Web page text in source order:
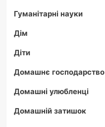
Гуманітарні науки
Дім
Діти
Домашнє господарство
Домашні улюбленці
Домашній затишок